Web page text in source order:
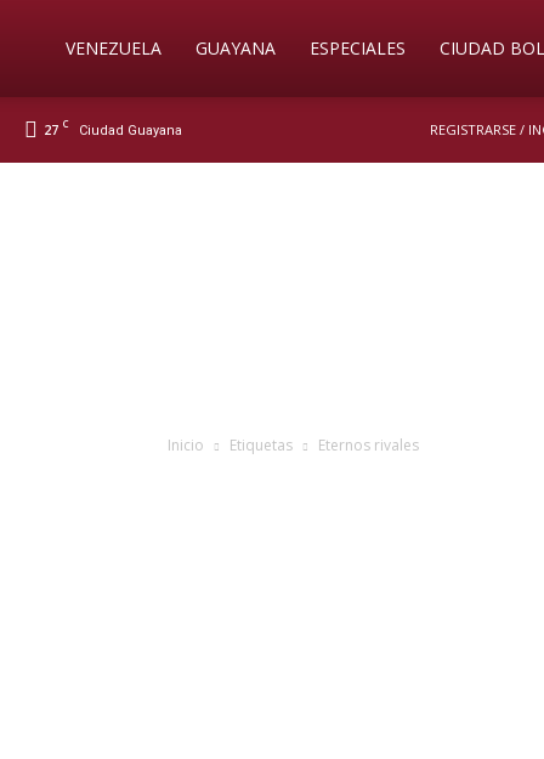
SoyVENEZUELA GUAYANA ESPECIALES CIUDAD
27 C Ciudad Guayana REGISTRARSE /
Inicio Etiquetas Eternos rivales